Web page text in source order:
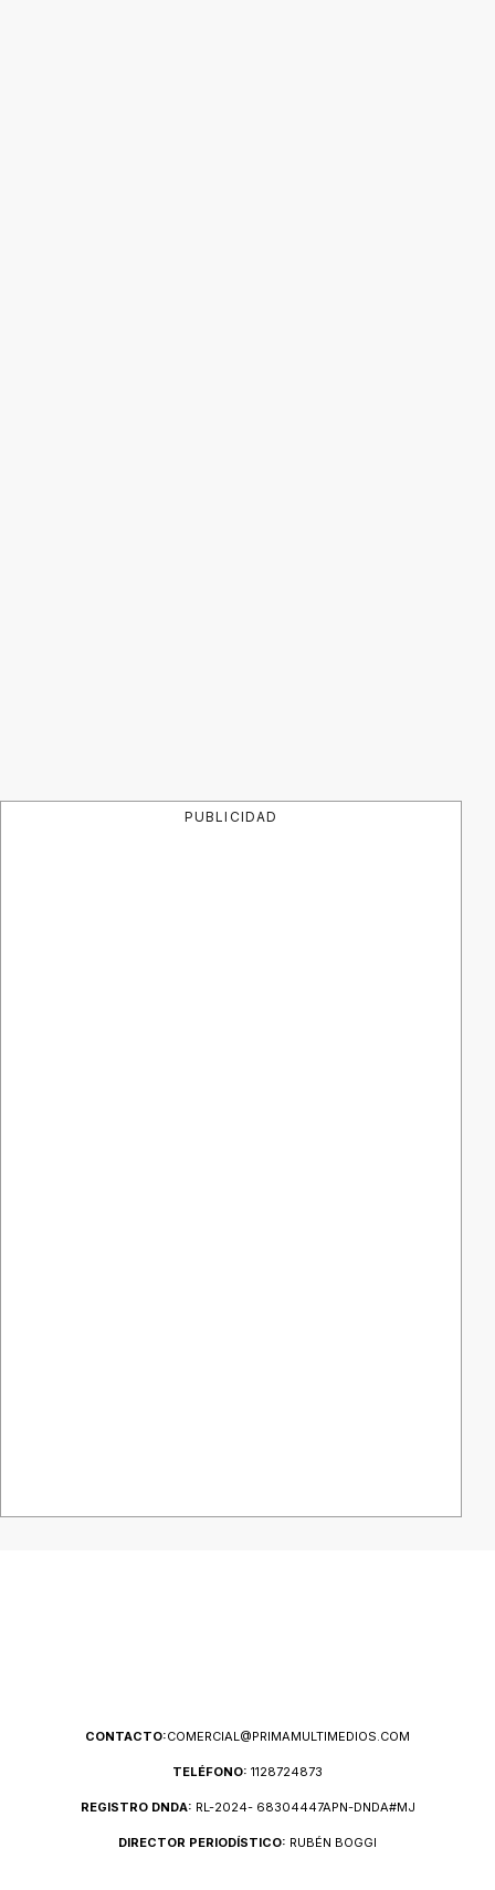
PUBLICIDAD
CONTACTO:COMERCIAL@PRIMAMULTIMEDIOS.COM
TELÉFONO: 1128724873
REGISTRO DNDA: RL-2024- 68304447APN-DNDA#MJ
DIRECTOR PERIODÍSTICO: RUBÉN BOGGI